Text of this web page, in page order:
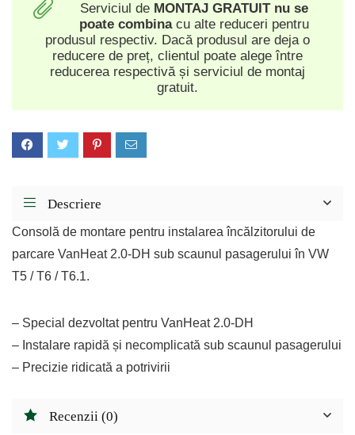
Serviciul de MONTAJ GRATUIT nu se
poate combinacu alte reduceri pentru
produsul respectiv. Dacă produsul are deja o
reducere de preț, clientul poate alege între
reducerea respectivă și serviciul de montaj
gratuit.
Descriere
Consolă de montare pentru instalarea încălzitorului de
parcare VanHeat 2.0-DH sub scaunul pasagerului în VW
T5 / T6 / T6.1.
– Special dezvoltat pentru VanHeat 2.0-DH
– Instalare rapidă și necomplicată sub scaunul pasagerului
– Precizie ridicată a potrivirii
Recenzii (0)